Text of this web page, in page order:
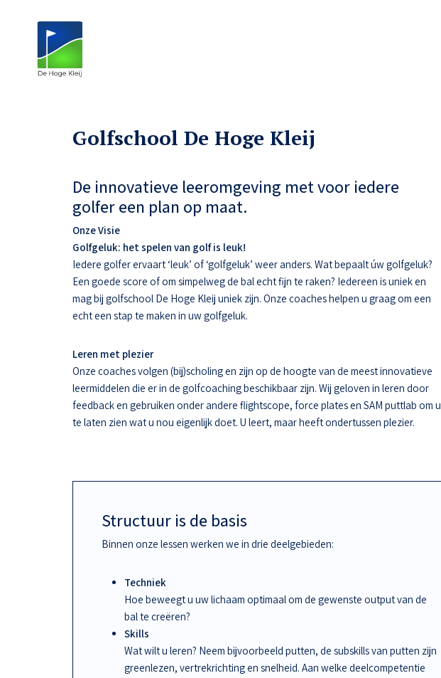
Golfschool De Hoge Kleij
De innovatieve leeromgeving met voor iedere
golfer een plan op maat.
Onze Visie
Golfgeluk: het spelen van golf is leuk!
Iedere golfer ervaart ‘leuk’ of ‘golfgeluk’ weer anders. Wat bepaalt úw golfgeluk?
Een goede score of om simpelweg de bal echt fijn te raken? Iedereen is uniek en
mag bij golfschool De Hoge Kleij uniek zijn. Onze coaches helpen u graag om een
echt een stap te maken in uw golfgeluk.
Leren met plezier
Onze coaches volgen (bij)scholing en zijn op de hoogte van de meest innovatieve
leermiddelen die er in de golfcoaching beschikbaar zijn. Wij geloven in leren door
feedback en gebruiken onder andere flightscope, force plates en SAM puttlab om u
te laten zien wat u nou eigenlijk doet. U leert, maar heeft ondertussen plezier.
Structuur is de basis
Binnen onze lessen werken we in drie deelgebieden:
Techniek
Hoe beweegt u uw lichaam optimaal om de gewenste output van de
bal te creëren?
Skills
Wat wilt u leren? Neem bijvoorbeeld putten, de subskills van putten zijn
greenlezen, vertrekrichting en snelheid. Aan welke deelcompetentie